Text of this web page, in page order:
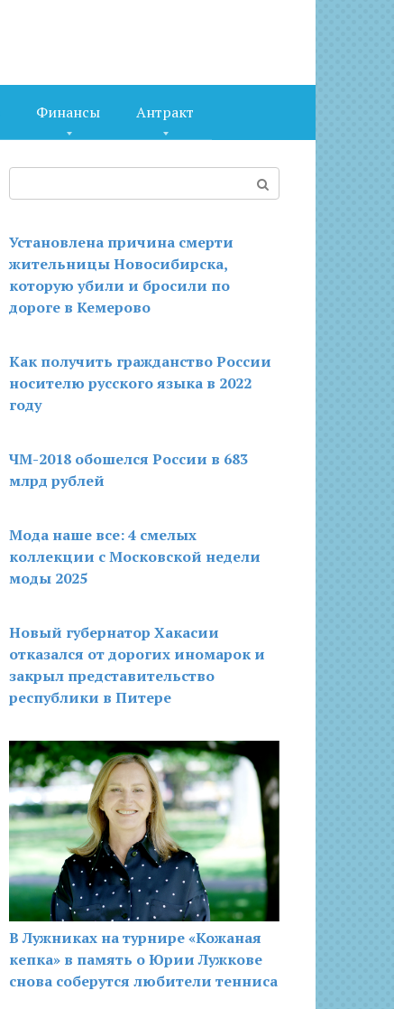
Финансы Антракт
Установлена причина смерти
жительницы Новосибирска,
которую убили и бросили по
дороге в Кемерово
Как получить гражданство России
носителю русского языка в 2022
году
ЧМ-2018 обошелся России в 683
млрд рублей
Мода наше все: 4 смелых
коллекции с Московской недели
моды 2025
Новый губернатор Хакасии
отказался от дорогих иномарок и
закрыл представительство
республики в Питере
В Лужниках на турнире «Кожаная
кепка» в память о Юрии Лужкове
снова соберутся любители тенниса